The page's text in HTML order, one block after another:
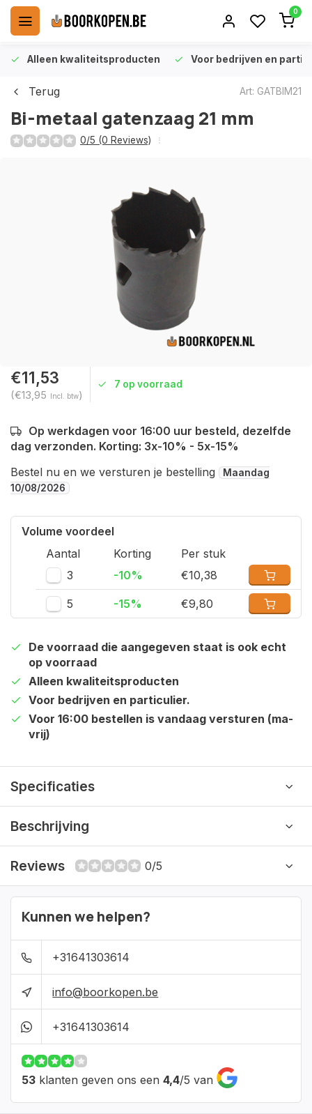
0
Alleen kwaliteitsproducten Voor bedrijven en
Terug Art: GATBIM21
Bi-metaal gatenzaag 21 mm
0/5 (0 Reviews)
€11,53
(€13,95 Incl. btw)
7 op voorraad
Op werkdagen voor 16:00 uur besteld, dezelfde
dag verzonden. Korting: 3x-10% - 5x-15%
Bestel nu en we versturen je bestelling
Maandag
10/08/2026
Volume voordeel
Aantal
Korting
Per stuk
3
-10% €10,38
5 -15% €9,80
De voorraad die aangegeven staat is ook echt
op voorraad
Alleen kwaliteitsproducten
Voor bedrijven en particulier.
Voor 16:00 bestellen is vandaag versturen (ma-
vrij)
Specificaties
Beschrijving
Reviews 0/5
Kunnen we helpen?
+31641303614
info@boorkopen.be
+31641303614
53 klanten geven ons een 4,4/5 van